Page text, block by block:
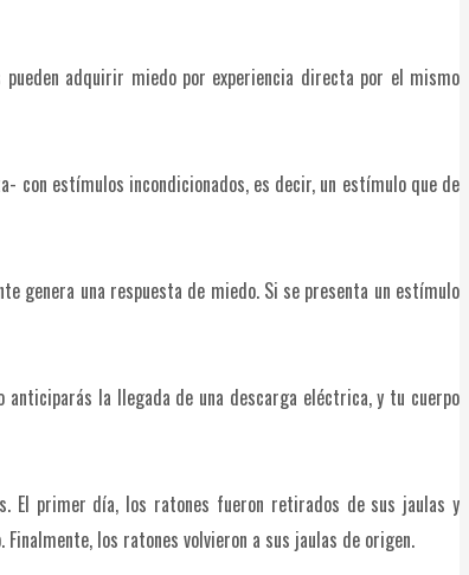
adquirir miedo por experiencia directa por el mismo
con estímulos incondicionados, es decir, un estímulo que de
genera una respuesta de miedo. Si se presenta un estímulo
anticiparás la llegada de una descarga eléctrica, y tu cuerpo
El primer día, los ratones fueron retirados de sus jaulas y
los ratones volvieron a sus jaulas de origen.